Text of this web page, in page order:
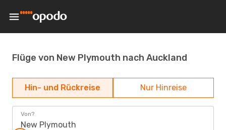
Flüge von New Plymouth nach Auckland
Hin- und Rückreise Nur Hinreise
Von?
New Plymouth